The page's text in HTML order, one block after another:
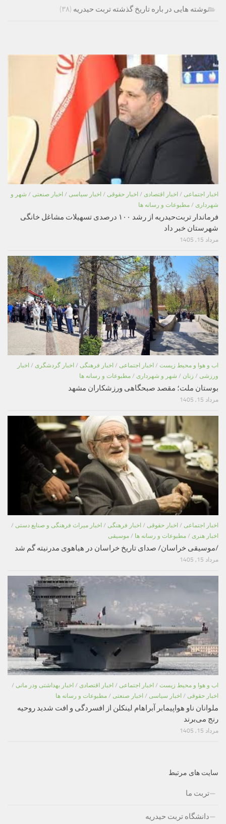
نوشته هایی در باره تاریخ گذشته تربت حیدریه (۳۸)
اخبار اجتماعی / اخبار اقتصادی / اخبار حقوقی / اخبار سیاسی / اخبار صنعتی / شهر و
شهرداری / مطبوعات و رسانه ها
فرماندار تربت‌حیدریه از رشد ۱۰۰ درصدی تسهیلات مشاغل خانگی
شهرستان خبر داد
مرداد 15, 1405
اب و هوا و محیط زیست / اخبار اجتماعی / اخبار فرهنگی / اخبار گردشگری / اخبار
ورزشی / زنان / شهر و شهرداری / مطبوعات و رسانه ها
بوستان ملت؛ مقصد صبحگاهی ورزشکاران مشهد
مرداد 15, 1405
اخبار اجتماعی / اخبار حقوقی / اخبار فرهنگی / اخبار میراث فرهنگی و صنایع دستی /
اخبار هنری / مطبوعات و رسانه ها / موسیقی
/موسیقی خراسان/ صدای تاریخ خراسان در هیاهوی مدرنیته گم شد
مرداد 15, 1405
اب و هوا و محیط زیست / اخبار اجتماعی / اخبار اقتصادی / اخبار بهداشتی ودر مانی /
اخبار حقوقی / اخبار سیاسی / اخبار صنعتی / مطبوعات و رسانه ها
ملوانان ناو هواپیمابر آبراهام لینکلن از افسردگی و افت شدید روحیه
رنج می‌برند
مرداد 15, 1405
سایت های مرتبط
تربت ما
دانشگاه تربت حیدریه